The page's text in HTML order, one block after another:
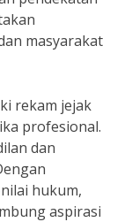
masyarakat
rekam jejak
profesional.
dan
hukum,
aspirasi